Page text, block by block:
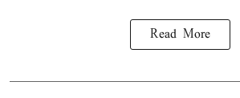
Read More